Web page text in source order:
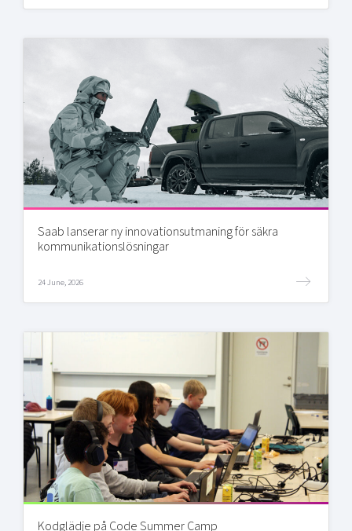
Saab lanserar ny innovationsutmaning för säkra
kommunikationslösningar
24 June, 2026
Kodglädje på Code Summer Camp